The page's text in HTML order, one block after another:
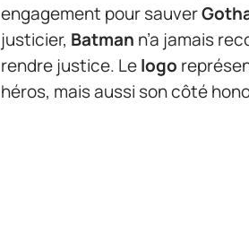
engagement pour sauver
justicier, Batman n’a jamais
rendre justice. Lelogo
héros, mais aussi son côté